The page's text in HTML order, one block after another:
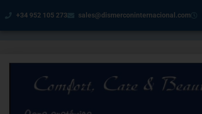
+34 952 105 273 sales@dismerconinternacional.com